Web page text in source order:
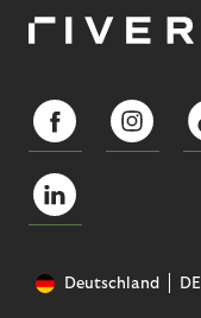
Deutschland DE